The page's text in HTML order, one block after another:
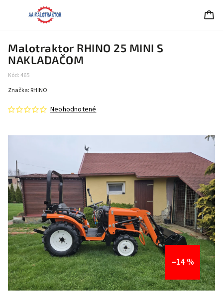
Malotraktor RHINO 25 MINI S
NAKLADAČOM
Kód:465
Neohodnotené
Značka: RHINO
–14 %